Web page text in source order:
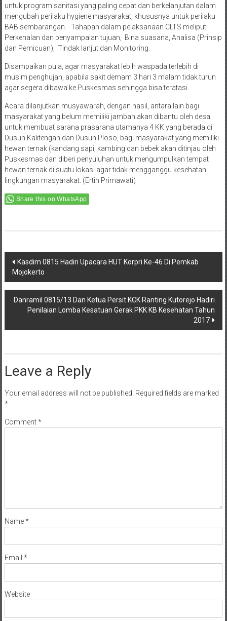
untuk program sanitasi yang paling cepat dan berkelanjutan dalam
mengubah perilaku hygiene masyarakat, khususnya untuk perilaku
BAB sembarangan. Tahapan dalam pelaksanaan CLTS meliputi
Perkenalan dan penyampaian tujuan, Bina suasana, Analisa (Prinsip
dan Pemicuan), Tindak lanjut dan Monitoring.
Disampaikan pula, agar masyarakat lebih waspada terlebih di
musim penghujan, apabila sakit demam 3 hari 3 malam tidak turun
agar segera dibawa ke Puskesmas sehingga bisa teratasi.
Acara dilanjutkan musyawarah, dengan hasil, antara lain bagi
masyarakat yang belum memiliki jamban akan dibantu oleh desa
untuk membuat sarana prasarana utamanya 4 KK yang berada di
Dusun Kalitengah dan Dusun Ploso, bagi masyarakat yang memiliki
hewan ternak (kandang sapi, kambing dan bebek akan ditinjau oleh
Puskesmas dan diberi penyuluhan untuk mengumpulkan tempat
hewan ternak di suatu lokasi agar tidak mengganggu kesehatan
lingkungan masyarakat. (Ertin Primawati)
Share this on WhatsApp
Post
navigation
Kasdim 0815 Hadiri Upacara HUT Korpri Ke-46 Di Pemkab
Mojokerto
Danramil 0815/13 Dan Ketua Persit KCK Ranting Kutorejo Hadiri
Penilaian Lomba Kesatuan Gerak PKK KB Kesehatan Tahun
2017
Leave a Reply
Your email address will not be published. Required fields are marked
*
Comment*
Name*
Email *
Website